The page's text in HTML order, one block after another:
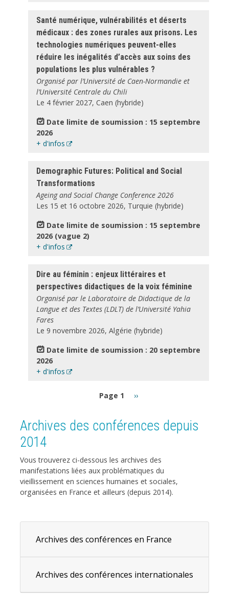
Santé numérique, vulnérabilités et déserts
médicaux : des zones rurales aux prisons. Les
technologies numériques peuvent-elles
réduire les inégalités d’accès aux soins des
populations les plus vulnérables ?
Organisé par l’Université de Caen-Normandie et
l’Université Centrale du Chili
Le 4 février 2027, Caen (hybride)
Date limite de soumission : 15 septembre
2026
+ d'infos
Demographic Futures: Political and Social
Transformations
Ageing and Social Change Conference 2026
Les 15 et 16 octobre 2026, Turquie (hybride)
Date limite de soumission : 15 septembre
2026 (vague 2)
+ d'infos
Dire au féminin : enjeux littéraires et
perspectives didactiques de la voix féminine
Organisé par le Laboratoire de Didactique de la
Langue et des Textes (LDLT) de l’Université Yahia
Fares
Le 9 novembre 2026, Algérie (hybride)
Date limite de soumission : 20 septembre
2026
+ d'infos
Page 1
Page
››
Archives des conférences depuis
2014
Vous trouverez ci-dessous les archives des
manifestations liées aux problématiques du
vieillissement en sciences humaines et sociales,
organisées en France et ailleurs (depuis 2014).
Archives des conférences en France
Archives des conférences internationales